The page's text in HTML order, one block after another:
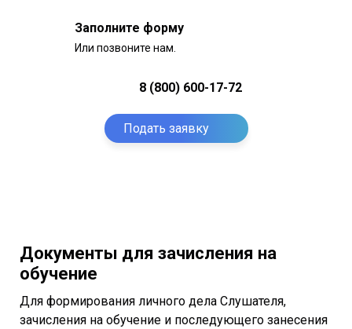
Заполните форму
Или позвоните нам.
8 (800) 600-17-72
Подать заявку
Документы для зачисления на
обучение
Для формирования личного дела Слушателя,
зачисления на обучение и последующего занесения